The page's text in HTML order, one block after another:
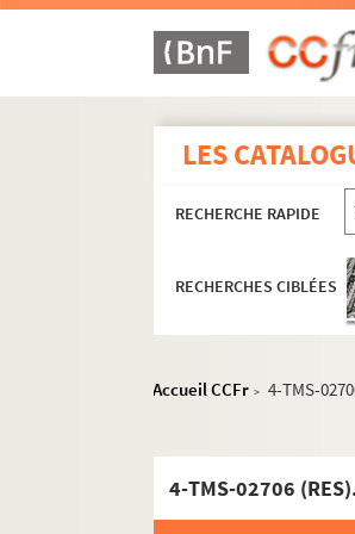
LES
RECHERCHE RAPIDE
RECHERCHES CIBLÉES
Accueil CCFr > 4-TMS-
4-TMS-02706
Victor Hugo. Le roi
François Porché.
Octave Feuillet. Le
André de Lorde,
Robert de Flers,
Edmond Rostand.
Jean Anouilh.
André Bisson. Le
Jacques Deval. La
Ernest Blum. Rose